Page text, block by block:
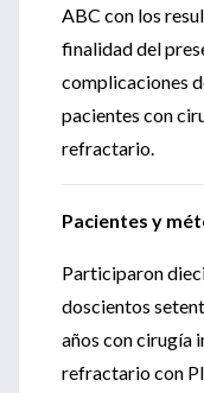
ABC con los
finalidad del
complicaciones
pacientes con
refractario.
Pacientes y
Participaron
doscientos
años con cirugía
refractario con